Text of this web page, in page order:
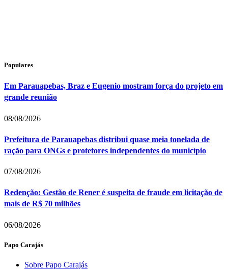
Populares
Em Parauapebas, Braz e Eugenio mostram força do projeto em
grande reunião
08/08/2026
Prefeitura de Parauapebas distribui quase meia tonelada de
ração para ONGs e protetores independentes do município
07/08/2026
Redenção: Gestão de Rener é suspeita de fraude em licitação de
mais de R$ 70 milhões
06/08/2026
Papo Carajás
Sobre Papo Carajás